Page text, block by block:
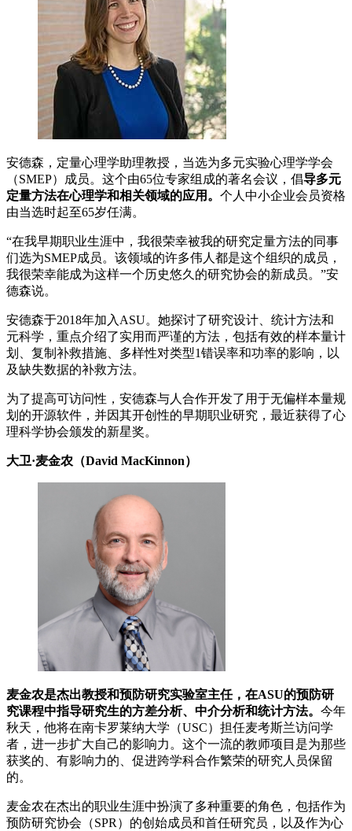
安德森，定量心理学助理教授，当选为多元实验心理学学会
（SMEP）成员。这个由65位专家组成的著名会议，倡导多元
定量方法在心理学和相关领域的应用。 个人中小企业会员资格
由当选时起至65岁任满。
“在我早期职业生涯中，我很荣幸被我的研究定量方法的同事
们选为SMEP成员。该领域的许多伟人都是这个组织的成员，
我很荣幸能成为这样一个历史悠久的研究协会的新成员。”安
德森说。
安德森于2018年加入ASU。她探讨了研究设计、统计方法和
元科学，重点介绍了实用而严谨的方法，包括有效的样本量计
划、复制补救措施、多样性对类型1错误率和功率的影响，以
及缺失数据的补救方法。
为了提高可访问性，安德森与人合作开发了用于无偏样本量规
划的开源软件，并因其开创性的早期职业研究，最近获得了心
理科学协会颁发的新星奖。
大卫·麦金农（David MacKinnon）
麦金农是杰出教授和预防研究实验室主任，在ASU的预防研
究课程中指导研究生的方差分析、中介分析和统计方法。 今年
秋天，他将在南卡罗莱纳大学（USC）担任麦考斯兰访问学
者，进一步扩大自己的影响力。这个一流的教师项目是为那些
获奖的、有影响力的、促进跨学科合作繁荣的研究人员保留
的。
麦金农在杰出的职业生涯中扮演了多种重要的角色，包括作为
预防研究协会（SPR）的创始成员和首任研究员，以及作为心